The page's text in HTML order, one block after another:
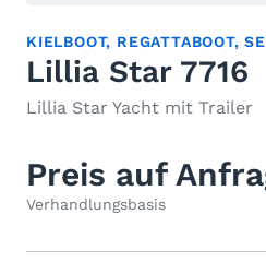
KIELBOOT, REGATTABOOT,
Lillia Star 7716
Lillia Star Yacht mit Trailer
Preis auf
Verhandlungsbasis